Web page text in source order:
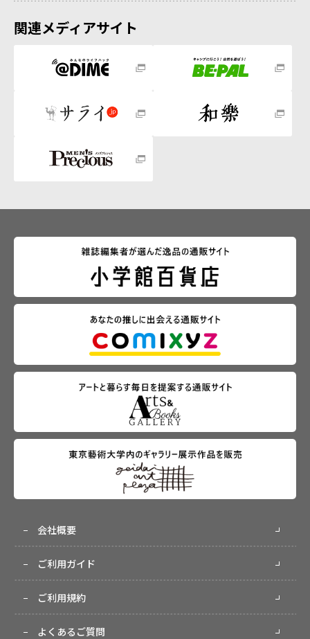
関連メディアサイト
会社概要
ご利用ガイド
ご利用規約
よくあるご質問